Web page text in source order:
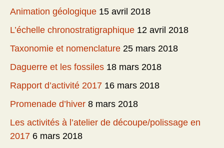
Animation géologique 15 avril 2018
L’échelle chronostratigraphique 12 avril 2018
Taxonomie et nomenclature 25 mars 2018
Daguerre et les fossiles 18 mars 2018
Rapport d’activité 2017 16 mars 2018
Promenade d’hiver 8 mars 2018
Les activités à l’atelier de découpe/polissage en
2017 6 mars 2018